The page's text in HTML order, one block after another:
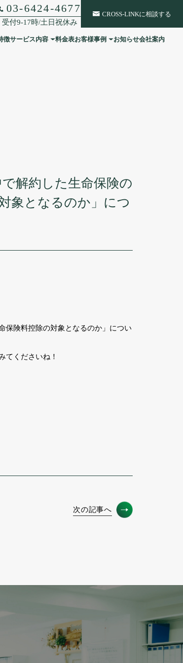
03-6424-4677
受付9-17時/土日祝休み
CROSS-LINKに相談する
徴サービス内容 料金表お客様事例 お知らせ会社案内
解約した生命保険の
象となるのか」につ
保険料控除の対象となるのか」につい
てくださいね！
次の記事へ